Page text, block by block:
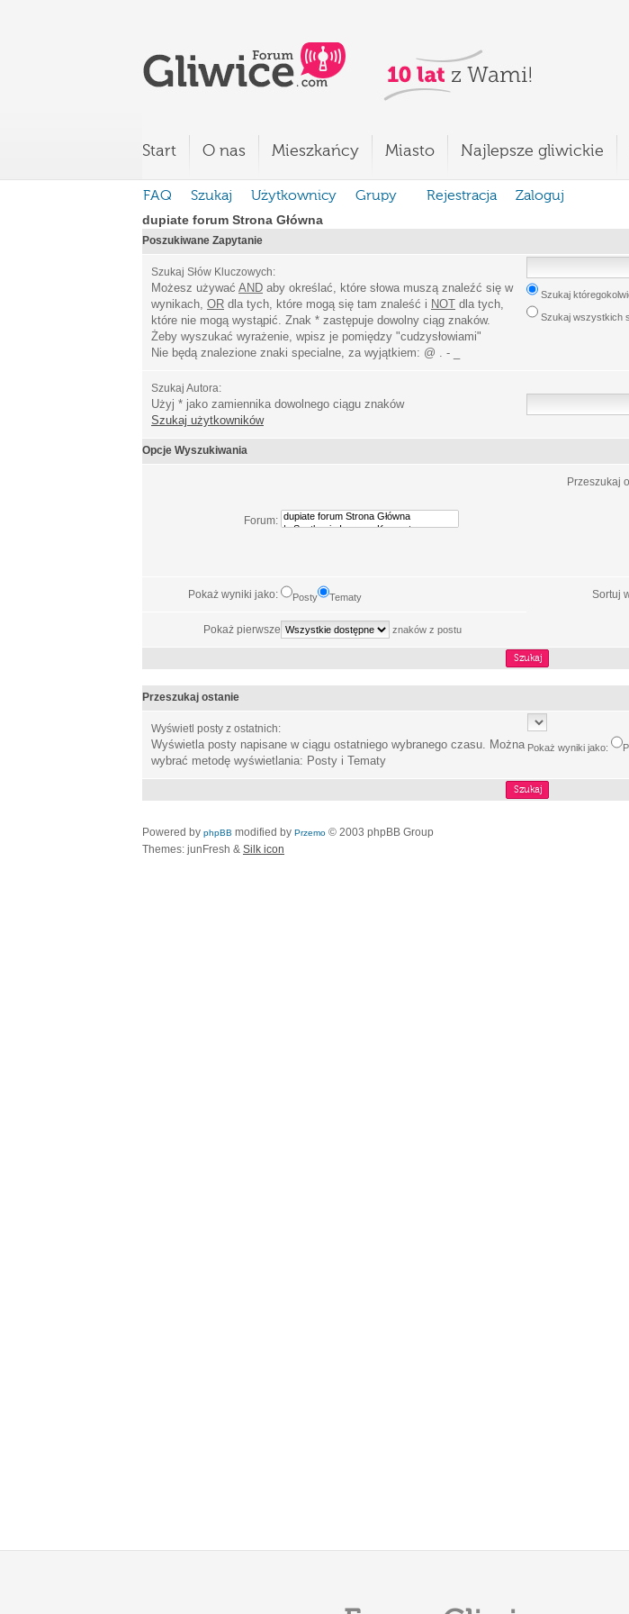
Start O nas Mieszkańcy Miasto Najlepsze gliwickie
FAQ Szukaj Użytkownicy Grupy Rejestracja
Zaloguj
dupiate forum Strona Główna
Poszukiwane Zapytanie
Szukaj Słów Kluczowych:
Możesz używać AND aby określać, które słowa muszą znaleźć się w
wynikach, OR dla tych, które mogą się tam znaleść i NOT dla tych,
które nie mogą wystąpić. Znak * zastępuje dowolny ciąg znaków.
Żeby wyszukać wyrażenie, wpisz je pomiędzy "cudzysłowiami"
Nie będą znalezione znaki specialne, za wyjątkiem: @ . - _
Szukaj
Szukaj wszystkich
Szukaj Autora:
Użyj * jako zamiennika dowolnego ciągu znaków
Szukaj użytkowników
Opcje Wyszukiwania
Forum:
Przeszukaj
Pokaż wyniki jako: Posty Tematy Sortuj
Pokaż pierwsze znaków z postu
Przeszukaj ostanie
Wyświetl posty z ostatnich:
Wyświetla posty napisane w ciągu ostatniego wybranego czasu. Można
wybrać metodę wyświetlania: Posty i Tematy
Pokaż wyniki jako:
Powered by phpBB modified by Przemo © 2003 phpBB Group
Themes: junFresh & Silk icon